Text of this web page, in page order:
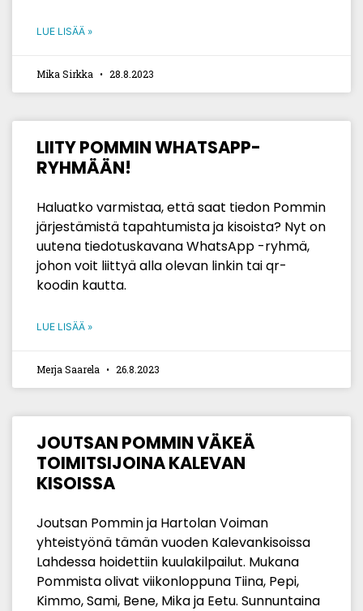
LUE LISÄÄ »
Mika Sirkka 28.8.2023
LIITY POMMIN WHATSAPP-
RYHMÄÄN!
Haluatko varmistaa, että saat tiedon Pommin
järjestämistä tapahtumista ja kisoista? Nyt on
uutena tiedotuskavana WhatsApp -ryhmä,
johon voit liittyä alla olevan linkin tai qr-
koodin kautta.
LUE LISÄÄ »
Merja Saarela 26.8.2023
JOUTSAN POMMIN VÄKEÄ
TOIMITSIJOINA KALEVAN
KISOISSA
Joutsan Pommin ja Hartolan Voiman
yhteistyönä tämän vuoden Kalevankisoissa
Lahdessa hoidettiin kuulakilpailut. Mukana
Pommista olivat viikonloppuna Tiina, Pepi,
Kimmo, Sami, Bene, Mika ja Eetu. Sunnuntaina